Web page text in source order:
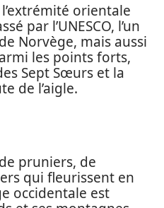
orientale
par l’UNESCO, l’un
Norvège, mais aussi
les points forts,
Sept Sœurs et la
de l’aigle.
pruniers, de
qui fleurissent en
occidentale est